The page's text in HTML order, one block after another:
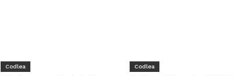
Codlea Codlea